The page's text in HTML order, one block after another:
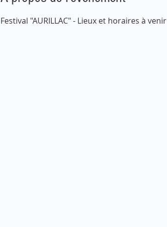
Festival "AURILLAC" - Lieux et horaires à venir